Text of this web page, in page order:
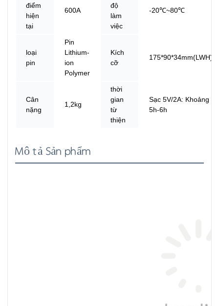
điểm
hiện
tại
600A
độ
làm
việc
-20℃~80℃
loại
pin
Pin
Lithium-
ion
Polymer
Kích
cỡ
175*90*34mm(LWH)
Cân
nặng
1,2kg
thời
gian
từ
thiện
Sạc 5V/2A: Khoảng
5h-6h
Mô tả Sản phẩm